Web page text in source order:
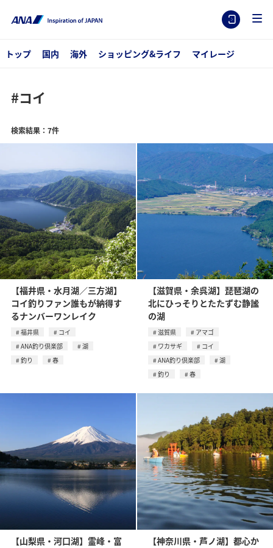
トップ 国内 海外 ショッピング&ライフ マイレージ
#コイ
検索結果：7件
【福井県・水月湖／三方湖】
コイ釣りファン誰もが納得す
るナンバーワンレイク
福井県
コイ
ANA釣り倶楽部
湖
釣り
春
【滋賀県・余呉湖】琵琶湖の
北にひっそりとたたずむ静謐
の湖
滋賀県
アマゴ
ワカサギ
コイ
ANA釣り倶楽部
湖
釣り
春
【山梨県・河口湖】霊峰・富
【神奈川県・芦ノ湖】都心か